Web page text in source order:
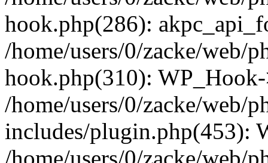
hook.php(286):
/home/users/0/zacke/web/
hook.php(310):
/home/users/0/zacke/web/
includes/plugin.php(453):